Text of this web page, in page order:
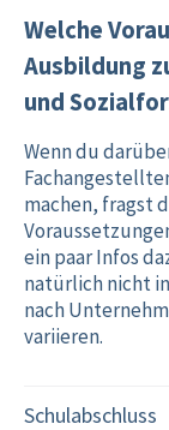
Welche
Ausbildung
und
Wenn du
machen, fragst
ein paar Infos
natürlich nicht
nach
variieren.
Schulabschluss